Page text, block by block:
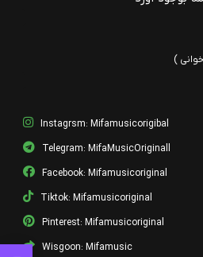
)
Instagrsm: Mifamusicorigibal
Telegram: MifaMusicOriginall
Facebook: Mifamusicoriginal
Tiktok: Mifamusicoriginal
Pinterest: Mifamusicoriginal
Wisgoon: Mifamusic